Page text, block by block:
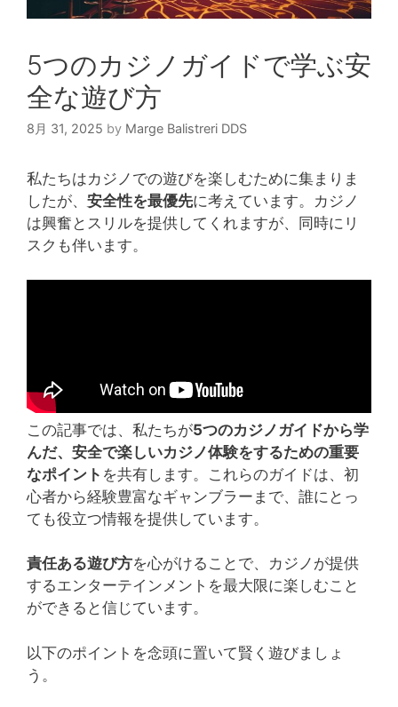
5つのカジノガイドで学ぶ安
全な遊び方
8月 31, 2025 by Marge Balistreri DDS
私たちはカジノでの遊びを楽しむために集まりま
したが、 安全性を最優先に考えています。カジノ
は興奮とスリルを提供してくれますが、同時にリ
スクも伴います。
この記事では、私たちが5つのカジノガイドから学
んだ、安全で楽しいカジノ体験をするための重要
なポイント を共有します。これらのガイドは、初
心者から経験豊富なギャンブラーまで、誰にとっ
ても役立つ情報を提供しています。
責任ある遊び方を心がけることで、カジノが提供
するエンターテインメントを最大限に楽しむこと
ができると信じています。
以下のポイントを念頭に置いて賢く遊びましょ
う。